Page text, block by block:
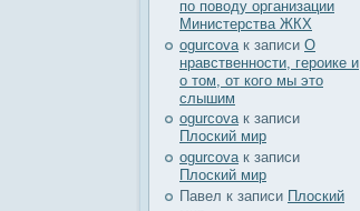
по поводу организации
Министерства ЖКХ
ogurcova к записи О
нравственности, героике и
о том, от кого мы это
слышим
ogurcovaк записи
Плоский мир
ogurcova к записи
Плоский мир
Павел к записи Плоский